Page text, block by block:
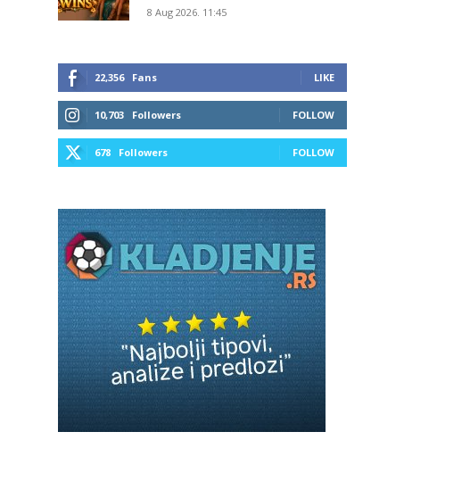
8 Aug 2026. 11:45
22,356 Fans LIKE
10,703 Followers FOLLOW
678 Followers FOLLOW